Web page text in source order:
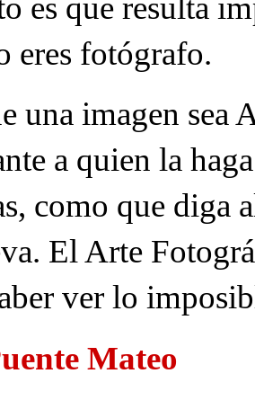
es que resulta
eres fotógrafo.
una imagen sea
a quien la
como que diga
El Arte
ver lo
Mateo